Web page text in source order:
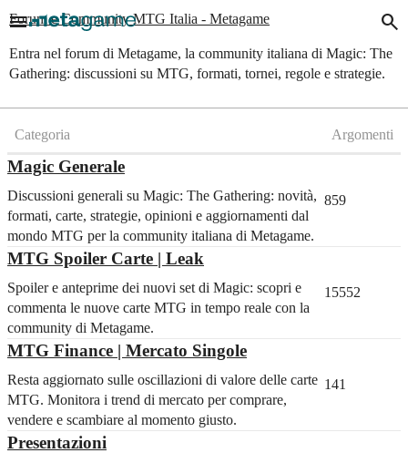
menu search
Forum e Community MTG Italia - Metagame
Entra nel forum di Metagame, la community italiana di Magic: The
Gathering: discussioni su MTG, formati, tornei, regole e strategie.
Categoria Argomenti
Magic Generale
Discussioni generali su Magic: The Gathering: novità,
formati, carte, strategie, opinioni e aggiornamenti dal
mondo MTG per la community italiana di Metagame.
859
MTG Spoiler Carte | Leak
Spoiler e anteprime dei nuovi set di Magic: scopri e
commenta le nuove carte MTG in tempo reale con la
community di Metagame.
15552
MTG Finance | Mercato Singole
Resta aggiornato sulle oscillazioni di valore delle carte
MTG. Monitora i trend di mercato per comprare,
vendere e scambiare al momento giusto.
141
Presentazioni